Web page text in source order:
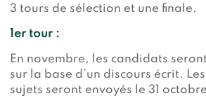
3 tours de sélection et une finale.
1er tour :
En novembre, les candidats
sur la base d’un discours écrit.
sujets seront envoyés le 31